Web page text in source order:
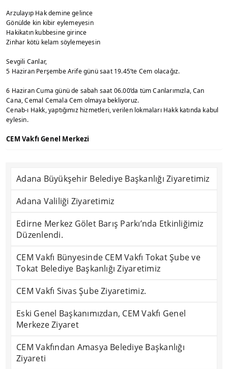
Arzulayıp Hak demine gelince
Gönülde kin kibir eylemeyesin
Hakikatın kubbesine girince
Zinhar kötü kelam söylemeyesin
Sevgili Canlar,
5 Haziran Perşembe Arife günü saat 19.45’te Cem olacağız.
6 Haziran Cuma günü de sabah saat 06.00’da tüm Canlarımızla, Can
Cana, Cemal Cemala Cem olmaya bekliyoruz.
Cenab-ı Hakk, yaptığımız hizmetleri, verilen lokmaları Hakk katında kabul
eylesin.
CEM Vakfı Genel Merkezi
Adana Büyükşehir Belediye Başkanlığı Ziyaretimiz
Adana Valiliği Ziyaretimiz
Edirne Merkez Gölet Barış Parkı’nda Etkinliğimiz
Düzenlendi.
CEM Vakfı Bünyesinde CEM Vakfı Tokat Şube ve
Tokat Belediye Başkanlığı Ziyaretimiz
CEM Vakfı Sivas Şube Ziyaretimiz.
Eski Genel Başkanımızdan, CEM Vakfı Genel
Merkeze Ziyaret
CEM Vakfından Amasya Belediye Başkanlığı
Ziyareti